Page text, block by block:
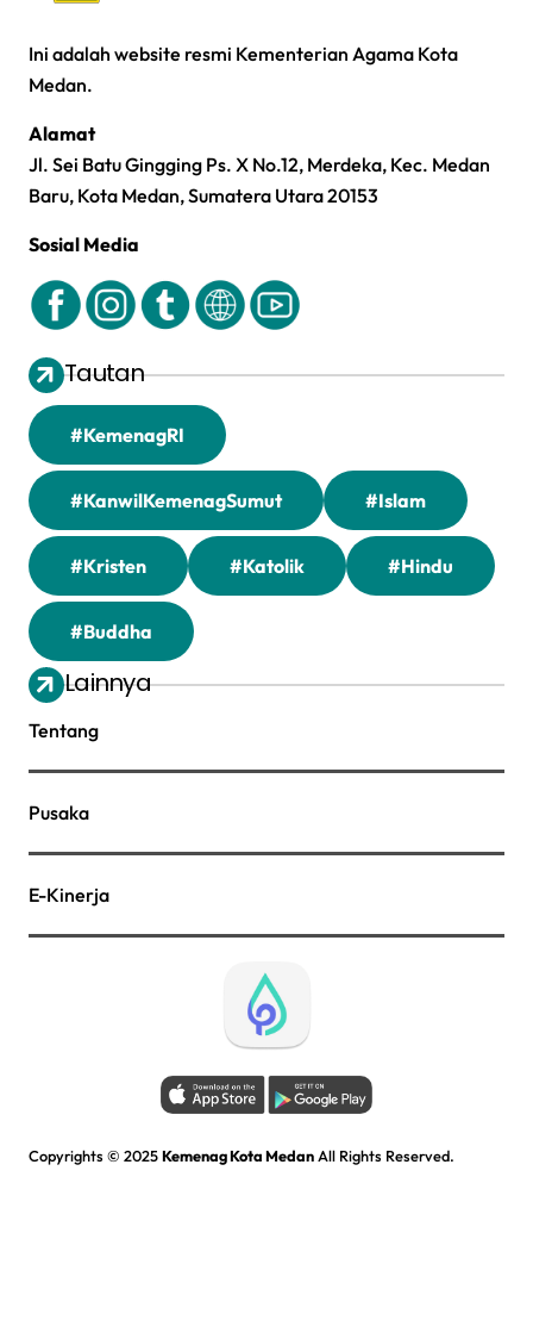
Ini adalah website resmi Kementerian Agama Kota
Medan.
Alamat
Jl. Sei Batu Gingging Ps. X No.12, Merdeka, Kec. Medan
Baru, Kota Medan, Sumatera Utara 20153
Sosial Media
Tautan
#KemenagRI
#KanwilKemenagSumut #Islam
#Kristen #Katolik #Hindu
#Buddha
Lainnya
Tentang
Pusaka
E-Kinerja
Copyrights © 2025Kemenag Kota MedanAll Rights Reserved.